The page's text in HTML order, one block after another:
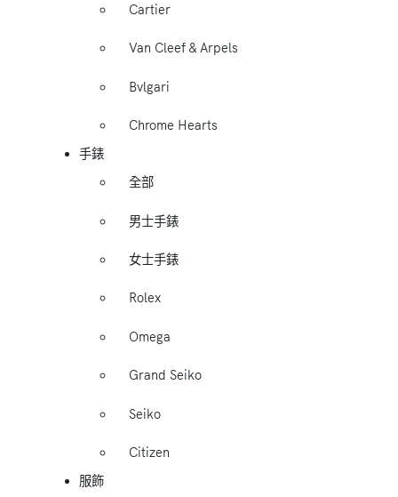
Cartier
Van Cleef & Arpels
Bvlgari
Chrome Hearts
手錶
全部
男士手錶
女士手錶
Rolex
Omega
Grand Seiko
Seiko
Citizen
服飾